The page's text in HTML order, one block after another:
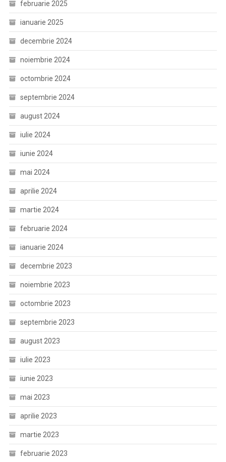
februarie 2025
ianuarie 2025
decembrie 2024
noiembrie 2024
octombrie 2024
septembrie 2024
august 2024
iulie 2024
iunie 2024
mai 2024
aprilie 2024
martie 2024
februarie 2024
ianuarie 2024
decembrie 2023
noiembrie 2023
octombrie 2023
septembrie 2023
august 2023
iulie 2023
iunie 2023
mai 2023
aprilie 2023
martie 2023
februarie 2023